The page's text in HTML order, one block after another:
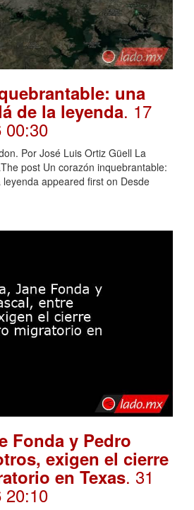
una
de la leyenda. 17
00:30
Por José Luis Ortiz Güell La
post Un corazón inquebrantable:
appeared first on Desde
Fonda y Pedro
exigen el cierre
en Texas. 31
20:10